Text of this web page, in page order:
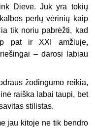
Dieve. Juk yra tokių
perlų vėrinių kaip
tik noriu pabrėžti, kad
pat ir XXI amžiuje,
– darosi labiau
žodingumo reikia,
raiška labai taupi, bet
stilistas.
jau kitoje ne tik bendro